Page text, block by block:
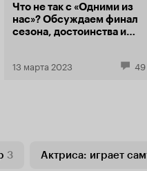
Что не так с «Одними из
нас»? Обсуждаем финал
сезона, достоинства и
13 марта 2023 49
3 Актриса: играет